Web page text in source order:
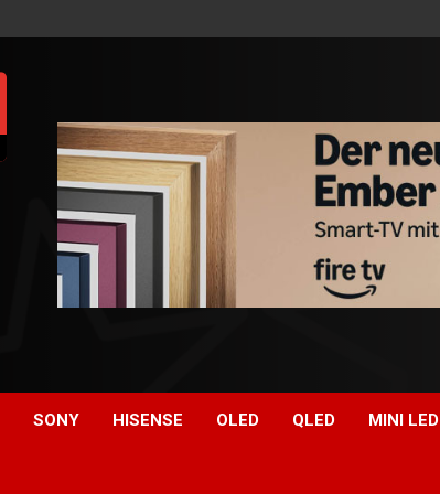
SONY HISENSE OLED QLED MINI LED